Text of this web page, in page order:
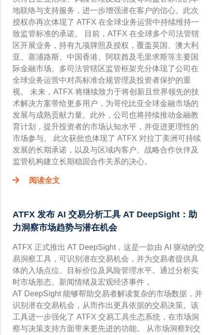
地联络与支持服务，进一步增强潜在客户的信心。此次
授权亦再次体现了 ATFX 在全球业务运营中持续维持一
致监管标准的承诺。 目前，ATFX 在全球多个司法管辖
区开展业务，持有九项牌照及授权，覆盖英国、澳大利
亚、塞浦路斯、中国香港、阿联酋及毛里求斯等主要国
际金融市场。多司法管辖区监管框架充分体现了公司在
全球业务运营中对高标准合规管理及投资者保护的重
视。 未来，ATFX 将继续致力于将创新且世界领先的技
术解决方案带给更多用户，为哥伦比亚全球金融市场的
发展与成熟贡献力量。此外，公司也将持续推动金融教
育计划，提升投资者的市场认知水平，并促进更理性的
市场参与。 此次获批也体现了 ATFX 对拉丁美洲可持续
发展的长期承诺，以及与区域内客户、战略合作伙伴及
监管机构建立长期稳固合作关系的决心。
阅读全文
ATFX 发布 AI 交易分析工具 AT DeepSight：助
力洞察市场趋势与潜在机会
ATFX 正式推出 AT DeepSight，这是一款由 AI 驱动的交
易洞察工具，可识别潜在交易机会，并为交易者提供具
体的入场点位、目标价位及风险管理水平。通过分析实
时市场形态、新闻情绪及宏观经济事件，
AT DeepSight 能够帮助交易者解读复杂的市场数据，并
识别潜在交易机会，从而作出更具依据的交易决策。该
工具进一步强化了 ATFX 交易工具生态系统，在市场洞
察与决策支持方面带来更先进的功能。 从市场洞察到交